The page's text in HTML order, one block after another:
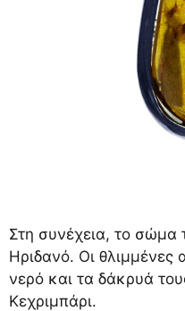
Στη συνέχεια, το σώμα
Ηριδανό. Οι θλιμμένες
νερό και τα δάκρυά
Κεχριμπάρι.